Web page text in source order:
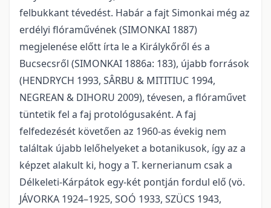
felbukkant tévedést. Habár a fajt Simonkai még az
erdélyi flóraművének (SIMONKAI 1887)
megjelenése előtt írta le a Királykőről és a
Bucsecsről (SIMONKAI 1886a: 183), újabb források
(HENDRYCH 1993, SÂRBU & MITITIUC 1994,
NEGREAN & DIHORU 2009), tévesen, a flóraművet
tüntetik fel a faj protológusaként. A faj
felfedezését követően az 1960-as évekig nem
találtak újabb lelőhelyeket a botanikusok, így az a
képzet alakult ki, hogy a T. kernerianum csak a
Délkeleti-Kárpátok egy-két pontján fordul elő (vö.
JÁVORKA 1924–1925, SOÓ 1933, SZÜCS 1943,